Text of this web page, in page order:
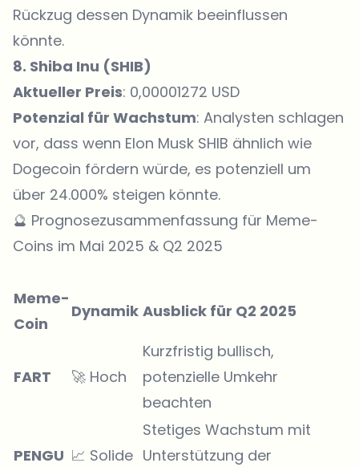
Rückzug dessen Dynamik beeinflussen
könnte.
8. Shiba Inu (SHIB)
Aktueller Preis: 0,00001272 USD
Potenzial für Wachstum: Analysten schlagen
vor, dass wenn Elon Musk SHIB ähnlich wie
Dogecoin fördern würde, es potenziell um
über 24.000% steigen könnte.
🔮 Prognosezusammenfassung für Meme-
Coins im Mai 2025 & Q2 2025
Meme-
Coin
Dynamik Ausblick für Q2 2025
FART 🚀 Hoch
Kurzfristig bullisch,
potenzielle Umkehr
beachten
PENGU 📈 Solide
Stetiges Wachstum mit
Unterstützung der